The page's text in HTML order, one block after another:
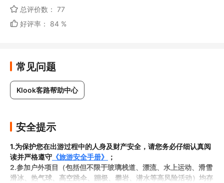
总评价数： 77
好评率： 84 %
常见问题
Klook客路帮助中心
安全提示
1.为保护您在出游过程中的人身及财产安全，请您务必仔细认真阅
读并严格遵守 《旅游安全手册》
；
2.参加户外项目（包括但不限于玻璃栈道、漂流、水上运动、滑雪
滑冰、热气球、高空跳伞、蹦极、攀岩、潜水等高风险活动）均存